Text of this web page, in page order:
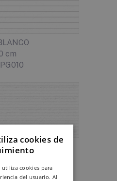
cm
cm
cookies de
utiliza cookies para
del usuario. Al